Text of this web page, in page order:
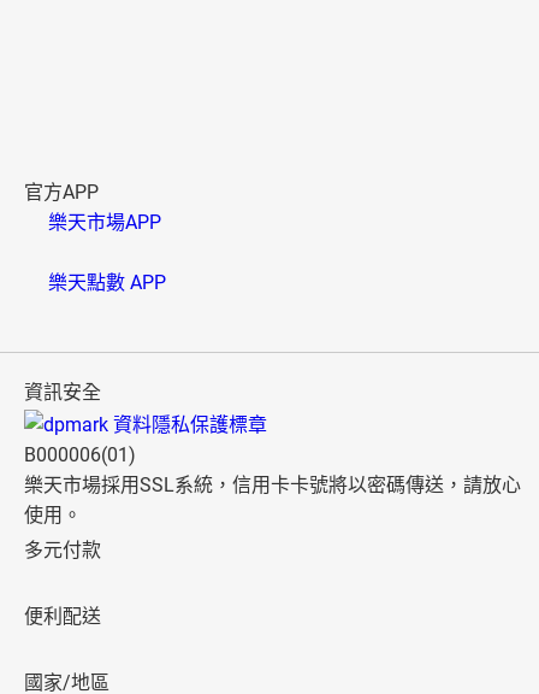
官方APP
樂天市場APP
樂天點數 APP
資訊安全
B000006(01)
樂天市場採用SSL系統，信用卡卡號將以密碼傳送，請放心
使用。
多元付款
便利配送
國家/地區